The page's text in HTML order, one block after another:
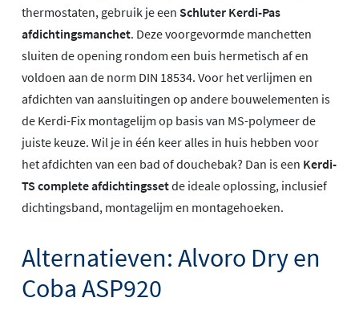
thermostaten, gebruik je een Schluter Kerdi-Pas
afdichtingsmanchet. Deze voorgevormde manchetten
sluiten de opening rondom een buis hermetisch af en
voldoen aan de norm DIN 18534. Voor het verlijmen en
afdichten van aansluitingen op andere bouwelementen is
de Kerdi-Fix montagelijm op basis van MS-polymeer de
juiste keuze. Wil je in één keer alles in huis hebben voor
het afdichten van een bad of douchebak? Dan is een Kerdi-
TS complete afdichtingssetde ideale oplossing, inclusief
dichtingsband, montagelijm en montagehoeken.
Alternatieven: Alvoro Dry en
Coba ASP920